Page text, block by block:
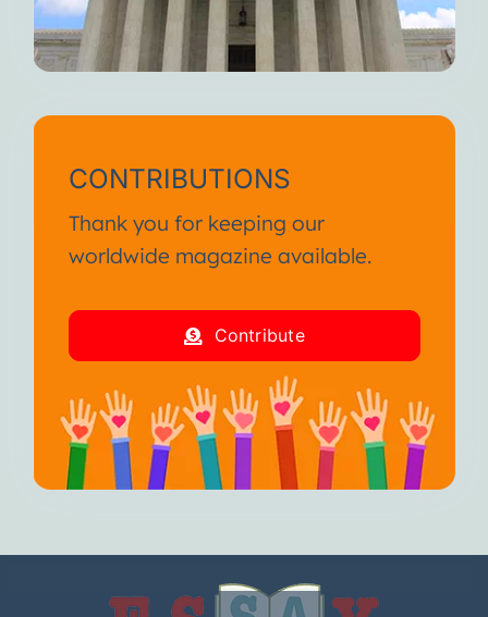
CONTRIBUTIONS
Thank you for keeping our
worldwide magazine available.
Contribute